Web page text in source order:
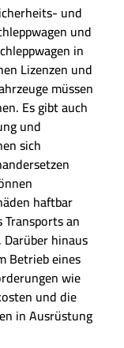
und
und
in
Lizenzen und
müssen
Es gibt auch
und
sich
haftbar
an
hinaus
Betrieb eines
wie
und die
in Ausrüstung